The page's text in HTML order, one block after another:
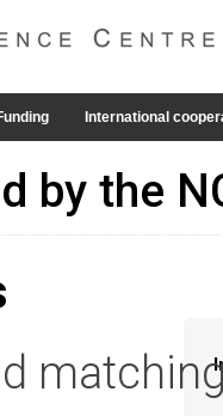
International
by the